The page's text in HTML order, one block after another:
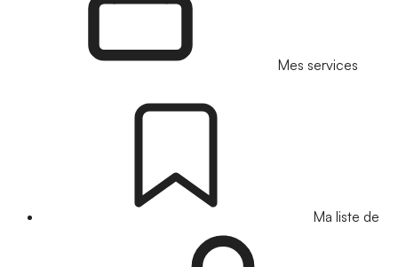
Mes services
Ma liste de